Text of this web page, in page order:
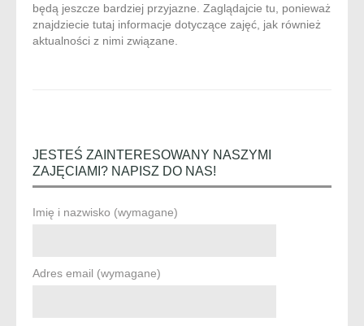
będą jeszcze bardziej przyjazne. Zaglądajcie tu, ponieważ
znajdziecie tutaj informacje dotyczące zajęć, jak również
aktualności z nimi związane.
JESTEŚ ZAINTERESOWANY NASZYMI
ZAJĘCIAMI? NAPISZ DO NAS!
Imię i nazwisko (wymagane)
Adres email (wymagane)